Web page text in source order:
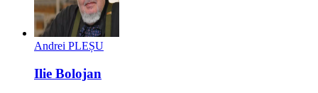
Andrei PLEȘU
Ilie Bolojan